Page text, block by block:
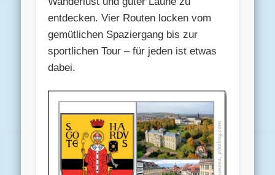
entdecken. Vier Routen locken vom
gemütlichen Spaziergang bis zur
sportlichen Tour – für jeden ist etwas
dabei.